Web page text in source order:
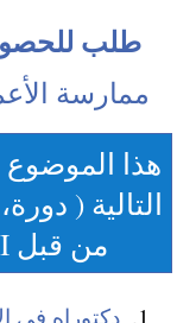
طلب
ممارسة
هذا الموضوع
التالية (
من قبل EENI كلية إدارة الأعمال:
دكتوراه في